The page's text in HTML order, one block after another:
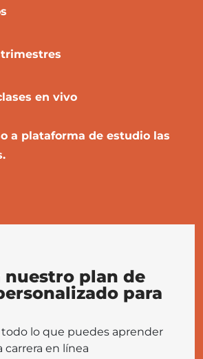
en vivo
a plataforma de estudio las
nuestro plan de
para
todo lo que puedes aprender
en línea